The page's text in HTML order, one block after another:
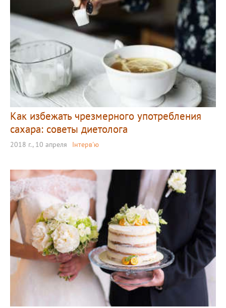
Как избежать чрезмерного употребления
сахара: советы диетолога
2018 г., 10 апреля Інтерв'ю